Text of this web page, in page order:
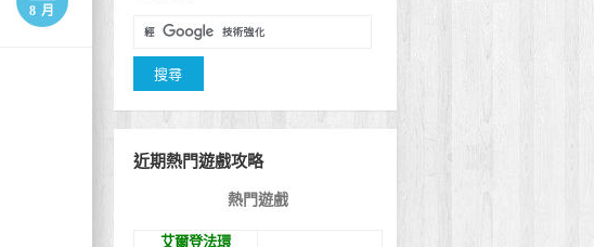
8 月
近期熱門遊戲攻略
熱門遊戲
艾爾登法環